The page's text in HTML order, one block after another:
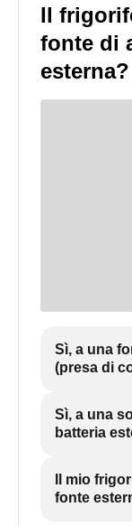
Il
fonte di
esterna?
Sì, a una
(presa di
Sì, a una
batteria
Il mio
fonte